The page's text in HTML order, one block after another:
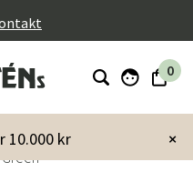
0
×
10.000 kr
belysning